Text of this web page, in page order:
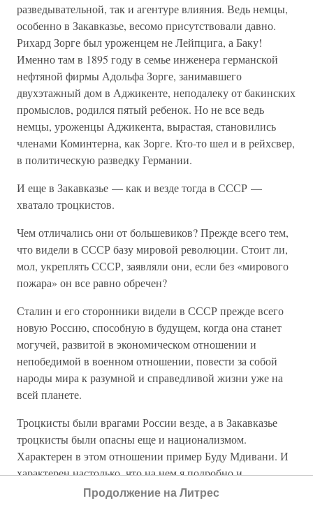
разведывательной, так и агентуре влияния. Ведь немцы,
особенно в Закавказье, весомо присутствовали давно.
Рихард Зорге был уроженцем не Лейпцига, а Баку!
Именно там в 1895 году в семье инженера германской
нефтяной фирмы Адольфа Зорге, занимавшего
двухэтажный дом в Аджикенте, неподалеку от бакинских
промыслов, родился пятый ребенок. Но не все ведь
немцы, уроженцы Аджикента, вырастая, становились
членами Коминтерна, как Зорге. Кто-то шел и в рейхсвер,
в политическую разведку Германии.
И еще в Закавказье — как и везде тогда в СССР —
хватало троцкистов.
Чем отличались они от большевиков? Прежде всего тем,
что видели в СССР базу мировой революции. Стоит ли,
мол, укреплять СССР, заявляли они, если без «мирового
пожара» он все равно обречен?
Сталин и его сторонники видели в СССР прежде всего
новую Россию, способную в будущем, когда она станет
могучей, развитой в экономическом отношении и
непобедимой в военном отношении, повести за собой
народы мира к разумной и справедливой жизни уже на
всей планете.
Троцкисты были врагами России везде, а в Закавказье
троцкисты были опасны еще и национализмом.
Характерен в этом отношении пример Буду Мдивани. И
характерен настолько, что на нем я подробно и
остановлюсь…Продолжение на Литрес